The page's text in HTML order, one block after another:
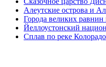
Алеутские острова и
Города великих
Йеллоустонский
Сплав по реке Колорадо